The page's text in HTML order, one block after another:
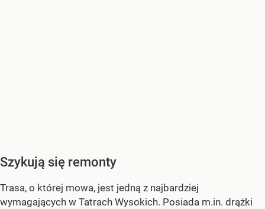
Szykują się remonty
Trasa, o której mowa, jest jedną z najbardziej
wymagających w Tatrach Wysokich. Posiada m.in. drążki